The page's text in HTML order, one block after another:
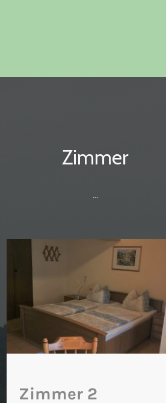
Zimmer
...
Zimmer 2